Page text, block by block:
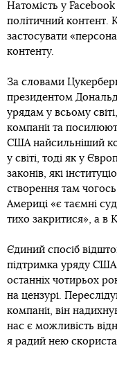
Натомість у
політичний контент.
застосувати
контенту.
За словами
президентом
урядам у всьому
компанії та
США найсильніший
у світі, тоді як у
законів, які
створення там
Америці «є таємні
тихо закритися», а в
Єдиний спосіб
підтримка уряду
останніх чотирьох
на цензурі.
компанії, він
нас є можливість
я радий нею